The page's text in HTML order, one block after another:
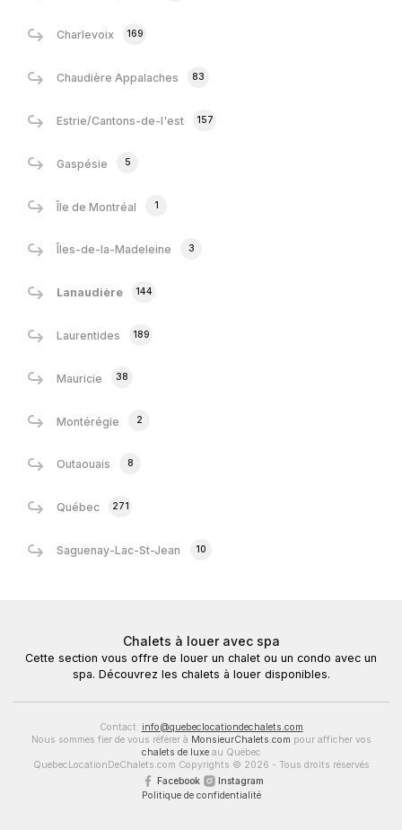
Charlevoix 169
Chaudière Appalaches 83
Estrie/Cantons-de-l'est 157
Gaspésie 5
Île de Montréal 1
Îles-de-la-Madeleine 3
Lanaudière 144
Laurentides 189
Mauricie 38
Montérégie 2
Outaouais 8
Québec 271
Saguenay-Lac-St-Jean 10
Chalets à louer avec spa
Cette section vous offre de louer un chalet ou un condo avec un
spa. Découvrez les chalets à louer disponibles.
Contact: info@quebeclocationdechalets.com
Nous sommes fier de vous référer à MonsieurChalets.com pour afficher vos
chalets de luxeau Québec
QuebecLocationDeChalets.com Copyrights © 2026 - Tous droits réservés
Facebook
Instagram
Politique de confidentialité